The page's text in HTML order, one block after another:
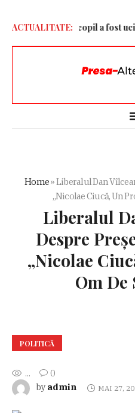
ACTUALITATE:
Kiev. Un copil a fost ucis
Home»Liberalul Dan
„Nicolae Ciucă, Un
Liberalul
Despre
„Nicolae
Om De
POLITICĂ
...
0
by admin MAI 27,